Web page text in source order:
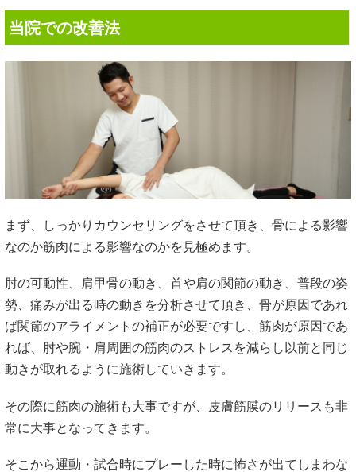
当院での改善法
まず、しっかりカウンセリングをさせて頂き、骨による影響
なのか筋肉による影響なのかを見極めます。
肘の可動性、肩甲骨の動き、首や肩の関節の動き、普段の姿
勢、痛みが出る時の動きを分析させて頂き、骨が原因であれ
ば関節のアライメントの補正が必要ですし、筋肉が原因であ
れば、肘や腕・肩周囲の筋肉のストレスを減らし以前と同じ
動きが取れるように施術していきます。
その際に筋肉の施術も大事ですが、皮膚筋膜のリリースも非
常に大事となってきます。
そこから運動・試合時にプレーした時に怖さが出てしまわな